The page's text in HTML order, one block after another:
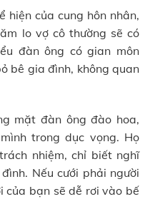
hiện của cung hôn nhân,
lo vợ cô thường sẽ có
đàn ông có gian môn
bê gia đình, không quan
mặt đàn ông đào hoa,
trong dục vọng. Họ
nhiệm, chỉ biết nghĩ
Nếu cưới phải người
của bạn sẽ dễ rơi vào bế